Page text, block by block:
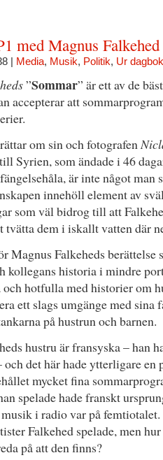
med Magnus Falkehed
| Media, Musik, Politik, Ur
”Sommar” är ett av de
accepterar att
om sin och fotografen
Syrien, som ändade i 46
är inte något man
innehöll element av
som väl bidrog till att
tvätta dem i iskallt vatten där
Magnus Falkeheds berättelse
kollegans historia i mindre
hotfulla med historier om
ett slags umgänge med sina
på hustrun och barnen.
hustru är fransyska – han
och det här hade ytterligare
mycket fina
spelade hade franskt
i radio var på
Falkehed spelade, men
på att den finns?